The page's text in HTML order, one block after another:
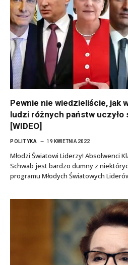
Pewnie nie wiedzieliście, jak
ludzi różnych państw uczyło
[WIDEO]
POLITYKA 19 KWIETNIA 2022
Młodzi Światowi Liderzy! Absolwenci
Schwab jest bardzo dumny z
programu Młodych Światowych